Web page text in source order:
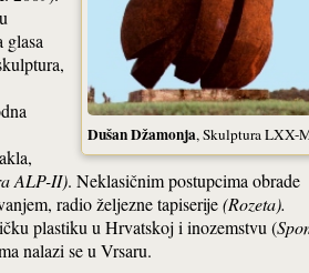
Dušan Džamonja, Skulptura LXX-
glasa
ALP-II). Neklasičnim postupcima obrade
radio željezne tapiserije(Rozeta).
plastiku u Hrvatskoj i inozemstvu (
nalazi se u Vrsaru.